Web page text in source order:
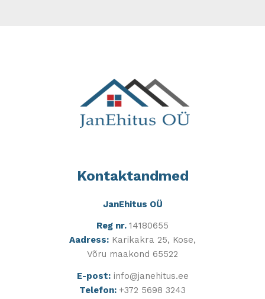
Kontaktandmed
JanEhitus OÜ
Reg nr. 14180655
Aadress: Karikakra 25, Kose,
Võru maakond 65522
E-post:info@janehitus.ee
Telefon: +372 5698 3243